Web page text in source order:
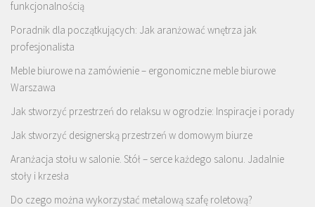
funkcjonalnością
Poradnik dla początkujących: Jak aranżować wnętrza jak
profesjonalista
Meble biurowe na zamówienie – ergonomiczne meble biurowe
Warszawa
Jak stworzyć przestrzeń do relaksu w ogrodzie: Inspiracje i porady
Jak stworzyć designerską przestrzeń w domowym biurze
Aranżacja stołu w salonie. Stół – serce każdego salonu. Jadalnie
stoły i krzesła
Do czego można wykorzystać metalową szafę roletową?